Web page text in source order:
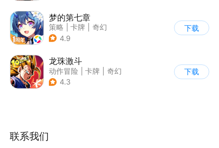
梦的第七章
策略 卡牌
奇幻
| 剧情
4.9
下载
龙珠激斗
动作冒险 卡牌
奇幻
| 龙珠
4.3
下载
联系我们